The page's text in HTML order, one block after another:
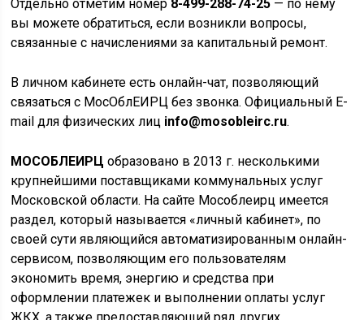
Отдельно отметим номер 8-499-288-74-25 — по нему
вы можете обратиться, если возникли вопросы,
связанные с начислениями за капитальный ремонт.
В личном кабинете есть онлайн-чат, позволяющий
связаться с MocOблEИPЦ без звонка. Официальный E-
mail для физических лиц info@mosobleirc.ru.
МОСОБЛЕИРЦ образовано в 2013 г. несколькими
крупнейшими поставщиками коммунальных услуг
Московской области. На сайте Мособлеирц имеется
раздел, который называется «личный кабинет», по
своей сути являющийся автоматизированным онлайн-
сервисом, позволяющим его пользователям
экономить время, энергию и средства при
оформлении платежек и выполнении оплаты услуг